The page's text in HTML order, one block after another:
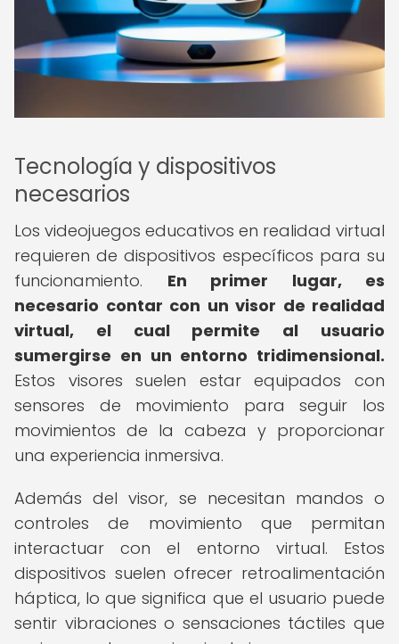
Tecnología y dispositivos
necesarios
Los videojuegos educativos en realidad virtual
requieren de dispositivos específicos para su
funcionamiento. En primer lugar, es
necesario contar con un visor de realidad
virtual, el cual permite al usuario
sumergirse en un entorno tridimensional.
Estos visores suelen estar equipados con
sensores de movimiento para seguir los
movimientos de la cabeza y proporcionar
una experiencia inmersiva.
Además del visor, se necesitan mandos o
controles de movimiento que permitan
interactuar con el entorno virtual. Estos
dispositivos suelen ofrecer retroalimentación
háptica, lo que significa que el usuario puede
sentir vibraciones o sensaciones táctiles que